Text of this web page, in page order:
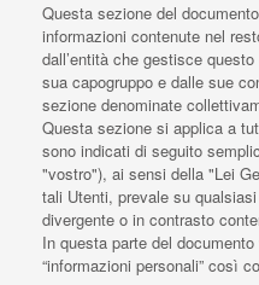
Questa sezione del
informazioni contenute nel
dall’entità che gestisce
sua capogruppo e dalle sue
sezione denominate
Questa sezione si applica a
sono indicati di seguito
"vostro"), ai sensi della "Lei
tali Utenti, prevale su
divergente o in contrasto
In questa parte del
“informazioni personali” così